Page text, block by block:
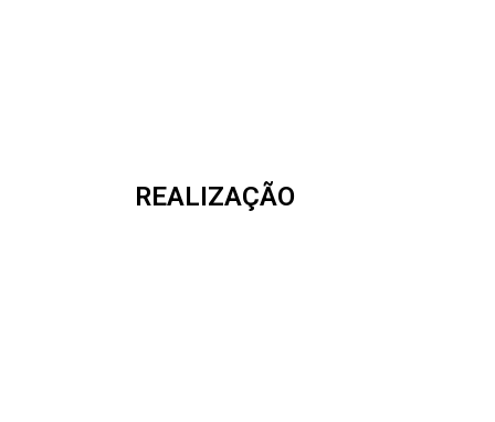
REALIZAÇÃO